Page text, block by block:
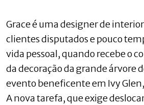
Grace é uma designer de
clientes disputados e pouco
vida pessoal, quando recebe o
da decoração da grande árvore
evento beneficente em Ivy
A nova tarefa, que exige